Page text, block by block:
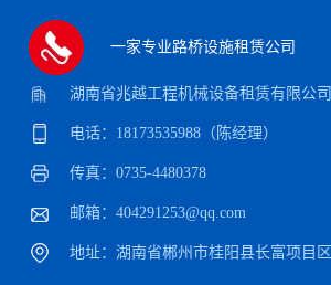
一家专业路桥设施租赁公司
湖南省兆越工程机械设备租赁有限公司
电话：18173535988（陈经理）
传真：0735-4480378
邮箱：404291253@qq.com
地址：湖南省郴州市桂阳县长富项目区